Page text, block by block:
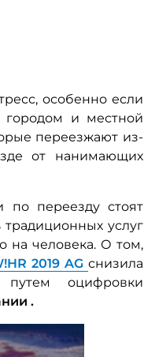
особенно если
и местной
переезжают из-
от нанимающих
по переезду стоят
услуг
на человека. О том,
2019 AG снизила
оцифровки
.